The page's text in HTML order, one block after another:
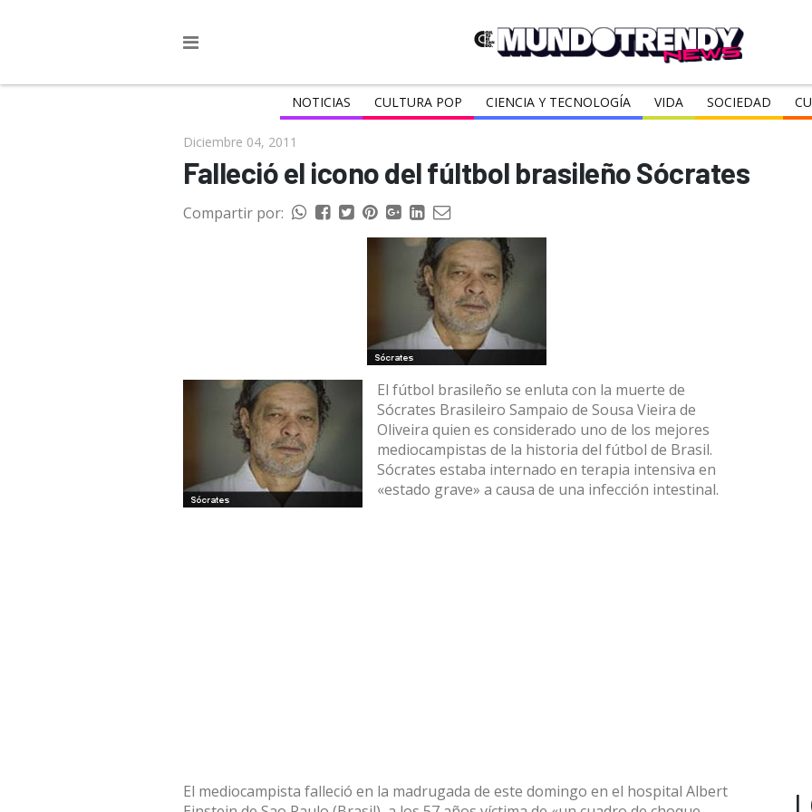
NOTICIAS CULTURA POP CIENCIA Y TECNOLOGÍA VIDA SOCIEDAD
Diciembre 04, 2011
Falleció el icono del fúltbol brasileño Sócrates
Compartir por:
El fútbol brasileño se enluta con la muerte de
Sócrates Brasileiro Sampaio de Sousa Vieira de
Oliveira quien es considerado uno de los mejores
mediocampistas de la historia del fútbol de Brasil.
Sócrates estaba internado en terapia intensiva en
«estado grave» a causa de una infección intestinal.
El mediocampista falleció en la madrugada de este domingo en el hospital Albert